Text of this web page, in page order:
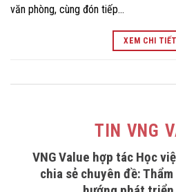
văn phòng, cùng đón tiếp…
XEM CHI TIẾT
TIN VNG
VNG Value hợp tác Học
chia sẻ chuyên đề: